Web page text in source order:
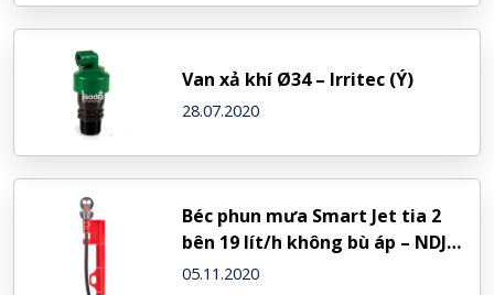
Van xả khí Ø34 – Irritec (Ý)
28.07.2020
Béc phun mưa Smart Jet tia 2
bên 19 lít/h không bù áp – NDJ
(Israel)
05.11.2020